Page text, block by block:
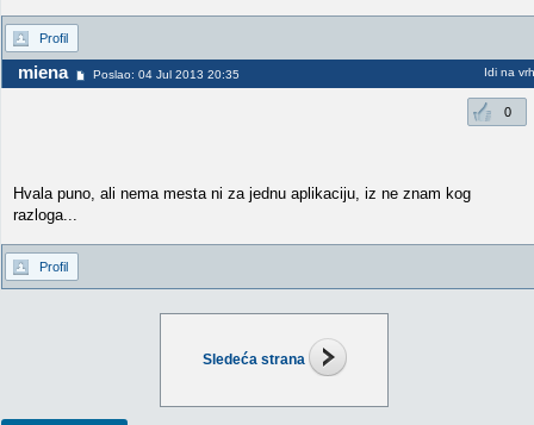
Sledeća strana
Profil
miena Poslao: 04 Jul 2013 20:35 Idi na vrh
0
Hvala puno, ali nema mesta ni za jednu aplikaciju, iz ne znam kog
razloga...
Profil